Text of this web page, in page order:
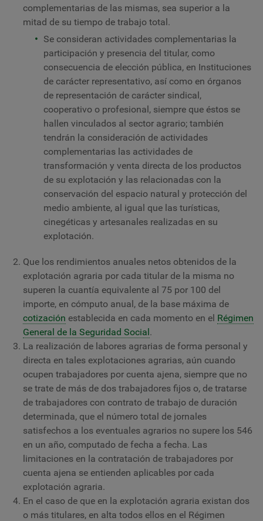
complementarias de las mismas, sea superior a la
mitad de su tiempo de trabajo total.
Se consideran actividades complementarias la
participación y presencia del titular, como
consecuencia de elección pública, en Instituciones
de carácter representativo, así como en órganos
de representación de carácter sindical,
cooperativo o profesional, siempre que éstos se
hallen vinculados al sector agrario; también
tendrán la consideración de actividades
complementarias las actividades de
transformación y venta directa de los productos
de su explotación y las relacionadas con la
conservación del espacio natural y protección del
medio ambiente, al igual que las turísticas,
cinegéticas y artesanales realizadas en su
explotación.
Que los rendimientos anuales netos obtenidos de la
explotación agraria por cada titular de la misma no
superen la cuantía equivalente al 75 por 100 del
importe, en cómputo anual, de la base máxima de
cotización establecida en cada momento en el Régimen
General de la Seguridad Social.
La realización de labores agrarias de forma personal y
directa en tales explotaciones agrarias, aún cuando
ocupen trabajadores por cuenta ajena, siempre que no
se trate de más de dos trabajadores fijos o, de tratarse
de trabajadores con contrato de trabajo de duración
determinada, que el número total de jornales
satisfechos a los eventuales agrarios no supere los 546
en un año, computado de fecha a fecha. Las
limitaciones en la contratación de trabajadores por
cuenta ajena se entienden aplicables por cada
explotación agraria.
En el caso de que en la explotación agraria existan dos
o más titulares, en alta todos ellos en el Régimen